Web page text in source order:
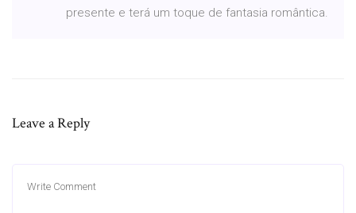
presente e terá um toque de fantasia romântica.
Leave a Reply